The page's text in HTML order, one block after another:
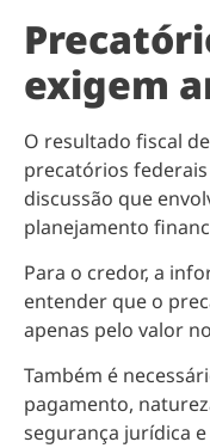
exigem
O resultado fiscal
precatórios
discussão que
planejamento
Para o credor, a
entender que o
apenas pelo valor
Também é
pagamento,
segurança jurídica